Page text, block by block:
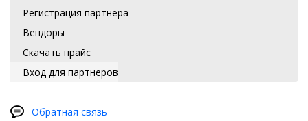
Регистрация партнера
Вендоры
Скачать прайс
Вход для партнеров
Обратная связь